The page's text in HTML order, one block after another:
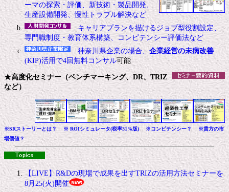
ーマの探索・評価、新技術・製品開発、
生産設備開発、慢性トラブル解決など
キャリアプランを描けるジョブ型役割設定、
専門職制度・教育体系構築、コンピテンシー評価法など
神奈川県企業の場合、 企業経営の未病改善
(KIP)活用で4回無料コンサル可能
★高度化セミナー（ベンチマーキング、DR、TRIZ
など）
※SRストーリーとは？ ※ ROIシミュレータ(税率31%版) ※コンピテンシー？
※貴方の市
場価値？
【LIVE】R&Dの現場で成果を出すTRIZの活用方法セミナーを
8月25(火)開催